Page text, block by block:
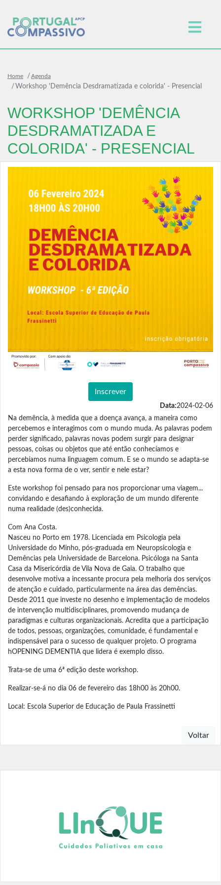
Home Agenda
Workshop 'Demência Desdramatizada e colorida' - Presencial
WORKSHOP 'DEMÊNCIA
DESDRAMATIZADA E
COLORIDA' - PRESENCIAL
Inscrever
Data:2024-02-06
Na demência, à medida que a doença avança, a maneira como
percebemos e interagimos com o mundo muda. As palavras podem
perder significado, palavras novas podem surgir para designar
pessoas, coisas ou objetos que até então conhecíamos e
percebíamos numa linguagem comum. E se o mundo se adapta-se
a esta nova forma de o ver, sentir e nele estar?
Este workshop foi pensado para nos proporcionar uma viagem...
convidando e desafiando à exploração de um mundo diferente
numa realidade (des)conhecida.
Com Ana Costa.
Nasceu no Porto em 1978. Licenciada em Psicologia pela
Universidade do Minho, pós-graduada em Neuropsicologia e
Demências pela Universidade de Barcelona. Psicóloga na Santa
Casa da Misericórdia de Vila Nova de Gaia. O trabalho que
desenvolve motiva a incessante procura pela melhoria dos serviços
de atenção e cuidado, particularmente na área das demências.
Desde 2011 que investe no desenho e implementação de modelos
de intervenção multidisciplinares, promovendo mudança de
paradigmas e culturas organizacionais. Acredita que a participação
de todos, pessoas, organizações, comunidade, é fundamental e
indispensável para o sucesso de qualquer projeto. O programa
hOPENING DEMENTIA que lidera é exemplo disso.
Trata-se de uma 6ª edição deste workshop.
Realizar-se-á no dia 06 de fevereiro das 18h00 às 20h00.
Local: Escola Superior de Educação de Paula Frassinetti
Voltar